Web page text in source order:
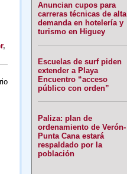
,
Anuncian cupos para
carreras técnicas de alta
demanda en hotelería y
turismo en Higuey
Escuelas de surf piden
extender a Playa
Encuentro “acceso
público con orden”
Paliza: plan de
ordenamiento de Verón-
Punta Cana estará
respaldado por la
población